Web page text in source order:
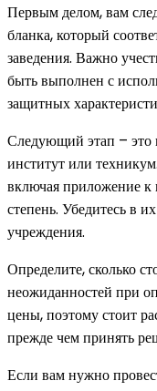
Первым делом, вам
бланка, который
заведения. Важно
быть выполнен с
защитных
Следующий этап – это
институт или
включая приложение
степень. Убедитесь в
учреждения.
Определите, сколько
неожиданностей при
цены, поэтому стоит
прежде чем принять
Если вам нужно